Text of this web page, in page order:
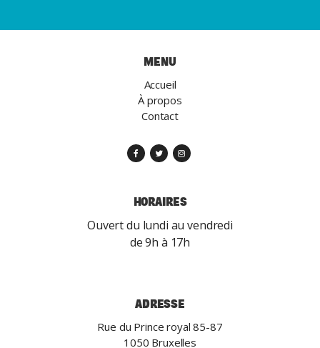
MENU
Accueil
À propos
Contact
HORAIRES
Ouvert du lundi au vendredi
de 9h à 17h
ADRESSE
Rue du Prince royal 85-87
1050 Bruxelles